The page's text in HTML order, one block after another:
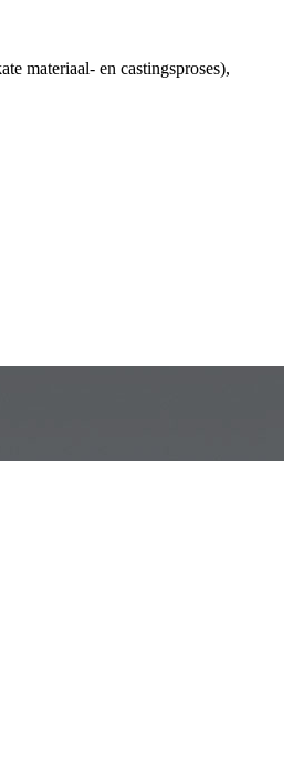
materiaal- en castingsproses),